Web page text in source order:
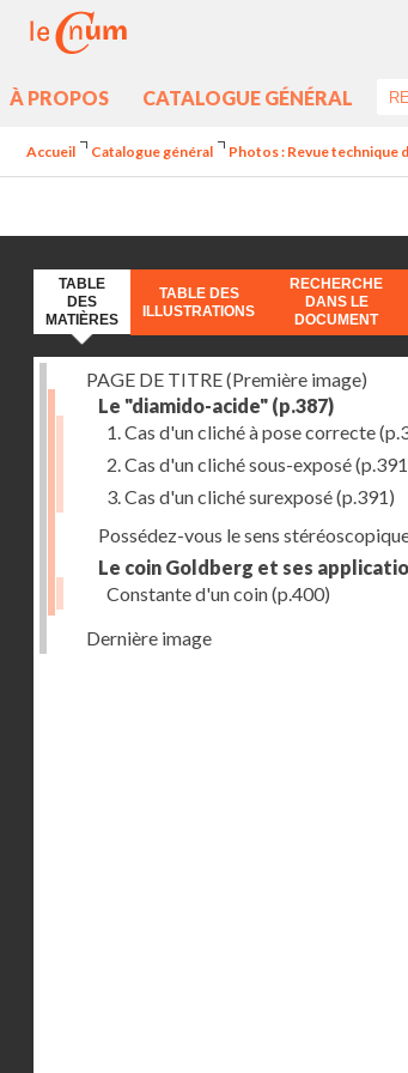
À PROPOS CATALOGUE GÉNÉRAL
Accueil Catalogue général Photos : Revue technique
TABLE
DES
MATIÈRES
TABLE DES
ILLUSTRATIONS
RECHERCHE
DANS LE
DOCUMENT
PAGE DE TITRE (Première image)
Le "diamido-acide" (p.387)
1. Cas d'un cliché à pose correcte
2. Cas d'un cliché sous-exposé
3. Cas d'un cliché surexposé(p.391)
Possédez-vous le sens
Le coin Goldberg et ses
Constante d'un coin(p.400)
Dernière image